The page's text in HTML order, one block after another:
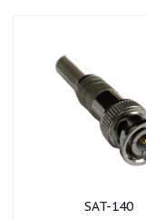
SAT-140